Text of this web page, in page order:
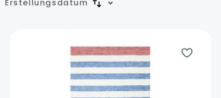
Erstellungsdatum